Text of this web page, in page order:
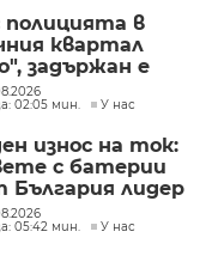
полицията в
квартал
задържан е
са
460 000 евро
02:05 мин.
У нас
износ на ток:
с батерии
България лидер
05:42 мин.
У нас